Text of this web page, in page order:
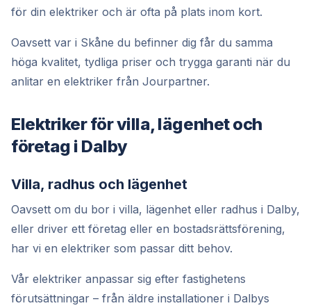
för din elektriker och är ofta på plats inom kort.
Oavsett var i Skåne du befinner dig får du samma
höga kvalitet, tydliga priser och trygga garanti när du
anlitar en elektriker från Jourpartner.
Elektriker för villa, lägenhet och
företag i Dalby
Villa, radhus och lägenhet
Oavsett om du bor i villa, lägenhet eller radhus i Dalby,
eller driver ett företag eller en bostadsrättsförening,
har vi en elektriker som passar ditt behov.
Vår elektriker anpassar sig efter fastighetens
förutsättningar – från äldre installationer i Dalbys